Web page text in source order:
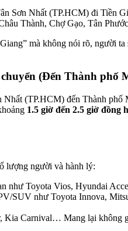
Sơn Nhất (TP.HCM) đi Tiền
Thành, Chợ Gạo, Tân
mà không nói rõ, người ta
(Đến Thành phố
Nhất (TP.HCM) đến Thành
1.5 giờ đến 2.5 giờ đồng
lượng người và hành lý:
như Toyota Vios, Hyundai
SUV như Toyota Innova,
Kia Carnival… Mang lại không